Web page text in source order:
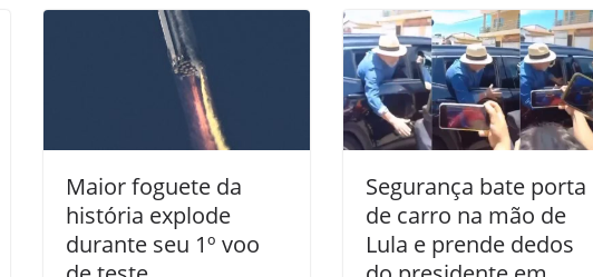
Maior foguete da
história explode
durante seu 1º voo
Segurança bate porta
de carro na mão de
Lula e prende dedos